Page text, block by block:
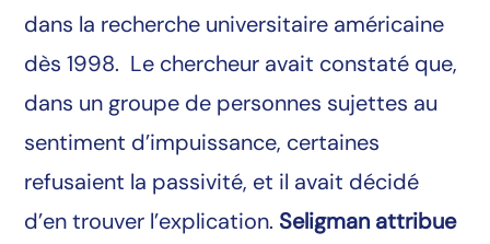
dans la recherche universitaire américaine
dès 1998. Le chercheur avait constaté que,
dans un groupe de personnes sujettes au
sentiment d’impuissance, certaines
refusaient la passivité, et il avait décidé
d’en trouver l’explication. Seligman attribue